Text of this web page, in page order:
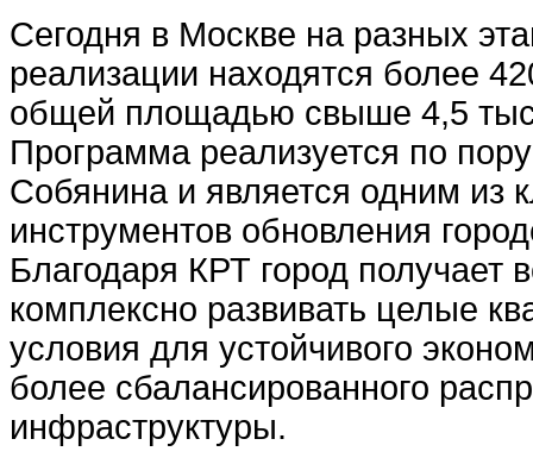
Сегодня в Москве на разных
реализации находятся более
общей площадью свыше 4,5
Программа реализуется по
Собянина и является одним из
инструментов обновления
Благодаря КРТ город получает
комплексно развивать целые
условия для устойчивого
более сбалансированного
инфраструктуры.